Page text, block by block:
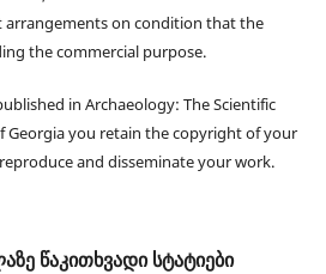
arrangements on condition that the
the commercial purpose.
in Archaeology: The Scientific
Georgia you retain the copyright of your
and disseminate your work.
წაკითხვადი სტატიები